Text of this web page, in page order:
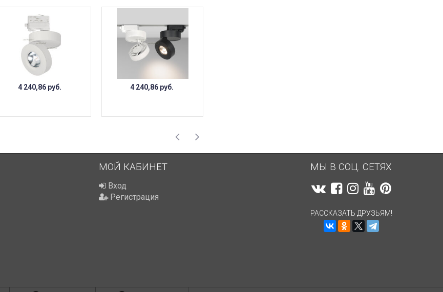
4 240,86 руб. 4 240,86 руб.
МОЙ КАБИНЕТ
Вход
Регистрация
МЫ В СОЦ. СЕТЯХ
РАССКАЗАТЬ ДРУЗЬЯМ!